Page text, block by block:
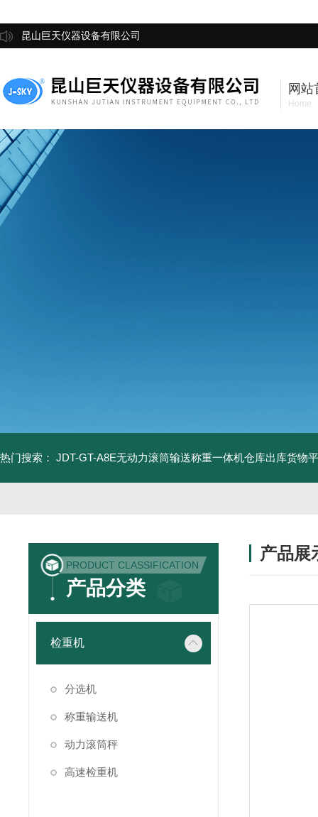
昆山巨天仪器设备有限公司
网站
Home
热门搜索： JDT-GT-A8E无动力滚筒输送称重一体机仓库出库货物
PRODUCT CLASSIFICATION
产品分类
检重机
分选机
称重输送机
动力滚筒秤
高速检重机
产品展